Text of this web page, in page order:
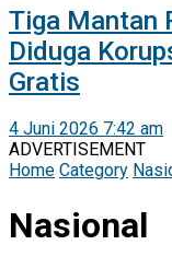
Tiga Mantan
Diduga
Gratis
4 Juni 2026 7:42 am
ADVERTISEMENT
Home Category
Nasional